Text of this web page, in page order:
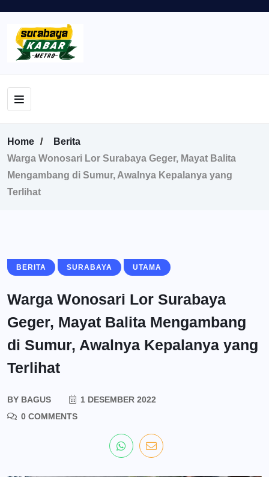
Home
Berita
Warga Wonosari Lor Surabaya Geger, Mayat Balita
Mengambang di Sumur, Awalnya Kepalanya yang
Terlihat
BERITA SURABAYA UTAMA
Warga Wonosari Lor Surabaya
Geger, Mayat Balita Mengambang
di Sumur, Awalnya Kepalanya yang
Terlihat
BY BAGUS
1 DESEMBER 2022
0 COMMENTS